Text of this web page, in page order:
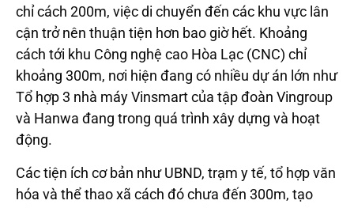
chỉ cách 200m, việc di chuyển đến các khu vực lân
cận trở nên thuận tiện hơn bao giờ hết. Khoảng
cách tới khu Công nghệ cao Hòa Lạc (CNC) chỉ
khoảng 300m, nơi hiện đang có nhiều dự án lớn như
Tổ hợp 3 nhà máy Vinsmart của tập đoàn Vingroup
và Hanwa đang trong quá trình xây dựng và hoạt
động.
Các tiện ích cơ bản như UBND, trạm y tế, tổ hợp văn
hóa và thể thao xã cách đó chưa đến 300m, tạo